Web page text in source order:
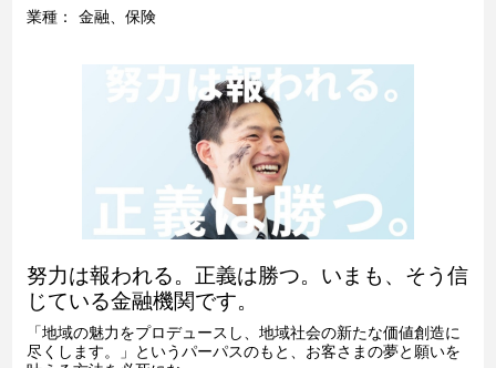
業種： 金融、保険
努力は報われる。正義は勝つ。いまも、そう信
じている金融機関です。
「地域の魅力をプロデュースし、地域社会の新たな価値創造に
尽くします。」というパーパスのもと、お客さまの夢と願いを